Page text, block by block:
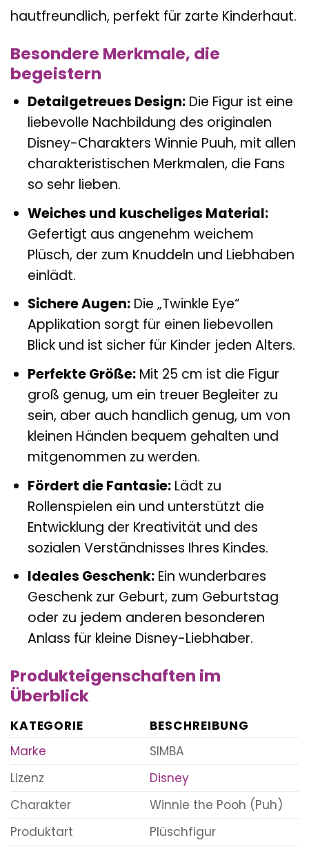
hautfreundlich, perfekt für zarte Kinderhaut.
Besondere Merkmale, die
begeistern
Detailgetreues Design:Die Figur ist eine
liebevolle Nachbildung des originalen
Disney-Charakters Winnie Puuh, mit allen
charakteristischen Merkmalen, die Fans
so sehr lieben.
Weiches und kuscheliges Material:
Gefertigt aus angenehm weichem
Plüsch, der zum Knuddeln und Liebhaben
einlädt.
Sichere Augen:Die „Twinkle Eye“
Applikation sorgt für einen liebevollen
Blick und ist sicher für Kinder jeden Alters.
Perfekte Größe:Mit 25 cm ist die Figur
groß genug, um ein treuer Begleiter zu
sein, aber auch handlich genug, um von
kleinen Händen bequem gehalten und
mitgenommen zu werden.
Fördert die Fantasie:Lädt zu
Rollenspielen ein und unterstützt die
Entwicklung der Kreativität und des
sozialen Verständnisses Ihres Kindes.
Ideales Geschenk:Ein wunderbares
Geschenk zur Geburt, zum Geburtstag
oder zu jedem anderen besonderen
Anlass für kleine Disney-Liebhaber.
Produkteigenschaften im
Überblick
KATEGORIE
BESCHREIBUNG
Marke
SIMBA
Lizenz
Disney
Charakter
Winnie the Pooh (Puh)
Produktart
Plüschfigur